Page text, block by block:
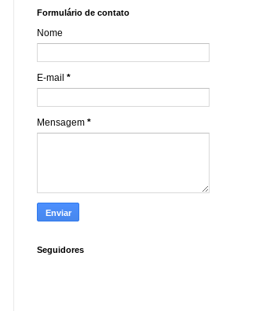
Formulário de contato
Nome
E-mail *
Mensagem *
Seguidores